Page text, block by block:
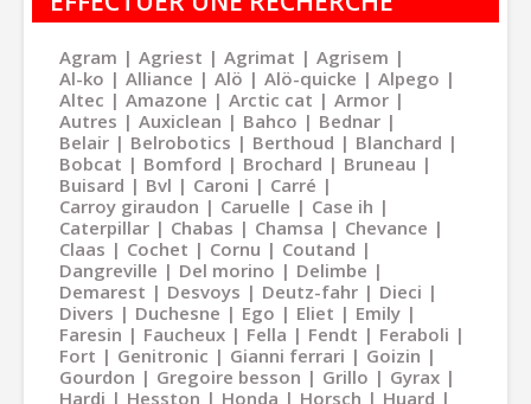
Agram Agriest Agrimat
Agrisem
Al-ko
Alliance Alö Alö-quicke
Alpego
Altec
Amazone Arctic cat
Armor
Autres
Auxiclean Bahco
Bednar
Belair
Belrobotics Berthoud
Blanchard
Bobcat
Bomford Brochard
Bruneau
Buisard
Bvl Caroni
Carré
Carroy giraudon
Caruelle
Case ih
Caterpillar
Chabas Chamsa
Chevance
Claas
Cochet Cornu
Coutand
Dangreville
Del morino
Delimbe
Demarest
Desvoys Deutz-fahr
Dieci
Divers
Duchesne Ego Eliet
Emily
Faresin
Faucheux Fella Fendt
Feraboli
Fort
Genitronic Gianni ferrari
Goizin
Gourdon
Gregoire besson Grillo
Gyrax
Hardi
Hesston Honda Horsch
Huard